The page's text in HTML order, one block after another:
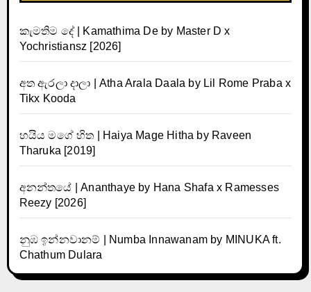
කැමතිම දේ | Kamathima De by Master D x
Yochristiansz [2026]
අත ඇරලා දාලා | Atha Arala Daala by Lil Rome Praba x
Tikx Kooda
හයිය මගේ හිත | Haiya Mage Hitha by Raveen
Tharuka [2019]
අනන්තයේ | Ananthaye by Hana Shafa x Ramesses
Reezy [2026]
නුඹ ඉන්නවානම් | Numba Innawanam by MINUKA ft.
Chathum Dulara